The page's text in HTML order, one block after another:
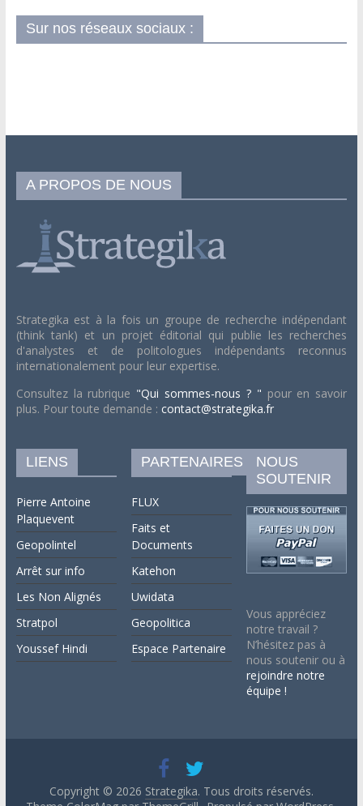
Sur nos réseaux sociaux :
A PROPOS DE NOUS
Strategika est à la fois un groupe de recherche indépendant
(think tank) et un projet éditorial qui publie les recherches
d'analystes et de politologues indépendants reconnus
internationalement pour leur expertise.
Consultez la rubrique "Qui sommes-nous ? " pour en savoir
plus. Pour toute demande : contact@strategika.fr
LIENS
Pierre Antoine
Plaquevent
Geopolintel
Arrêt sur info
Les Non Alignés
Stratpol
Youssef Hindi
PARTENAIRES
FLUX
Faits et
Documents
Katehon
Uwidata
Geopolitica
Espace Partenaire
NOUS
SOUTENIR
Vous appréciez
notre travail ?
N’hésitez pas à
nous soutenir ou à
rejoindre notre
équipe !
Copyright © 2026 Strategika. Tous droits réservés.